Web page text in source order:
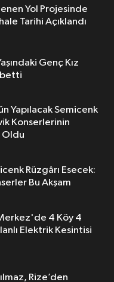
Yol Projesinde
Tarihi Açıklandı
Genç Kız
Yapılacak Semicenk
Konserlerinin
Oldu
Rüzgârı Esecek:
Bu Akşam
4 Köy 4
Elektrik Kesintisi
Rize’den